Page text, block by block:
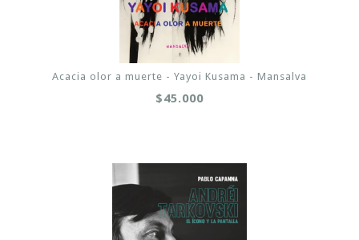
Acacia olor a muerte - Yayoi Kusama - Mansalva
$45.000